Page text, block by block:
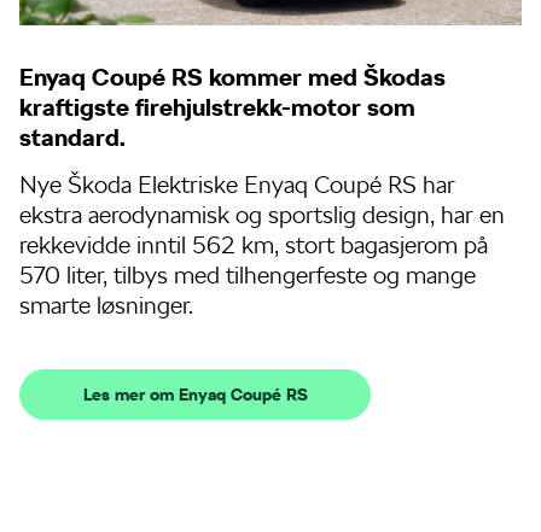
Enyaq Coupé RS kommer med Škodas
kraftigste firehjulstrekk-motor som
standard.
Nye Škoda Elektriske Enyaq Coupé RS har
ekstra aerodynamisk og sportslig design, har en
rekkevidde inntil 562 km, stort bagasjerom på
570 liter, tilbys med tilhengerfeste og mange
smarte løsninger.
Les mer om Enyaq Coupé RS